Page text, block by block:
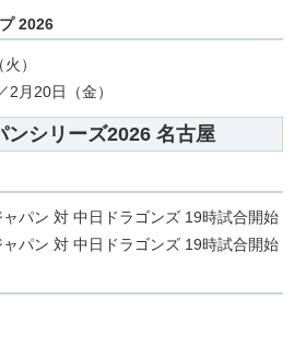
2026
）
月20日（金）
ンシリーズ2026 名古屋
パン 対 中日ドラゴンズ 19時試合開始
パン 対 中日ドラゴンズ 19時試合開始